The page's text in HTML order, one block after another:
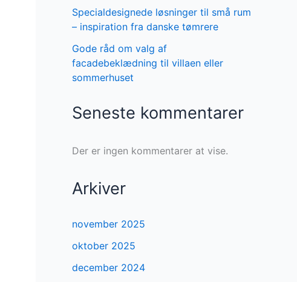
Specialdesignede løsninger til små rum
– inspiration fra danske tømrere
Gode råd om valg af
facadebeklædning til villaen eller
sommerhuset
Seneste kommentarer
Der er ingen kommentarer at vise.
Arkiver
november 2025
oktober 2025
december 2024